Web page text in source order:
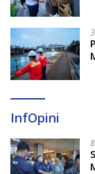
InfOpini